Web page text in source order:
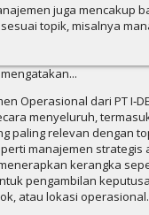
juga mencakup
topik, misalnya
mengatakan...
Operasional dari PT
menyeluruh,
paling relevan dengan
manajemen strategis
kerangka
pengambilan
atau lokasi operasional.